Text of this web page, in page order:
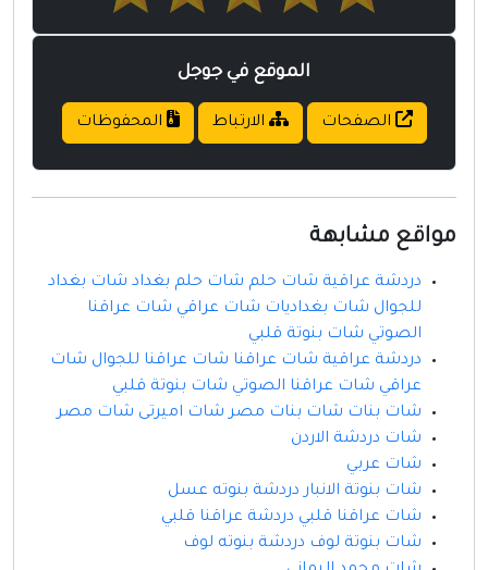
الموقع في جوجل
الصفحات الارتباط المحفوظات
مواقع مشابهة
دردشة عراقية شات حلم شات حلم بغداد شات بغداد
للجوال شات بغداديات شات عراقي شات عراقنا
الصوتي شات بنوتة قلبي
دردشة عراقية شات عراقنا شات عراقنا للجوال شات
عراقي شات عراقنا الصوتي شات بنوتة قلبي
شات بنات شات بنات مصر شات اميرتى شات مصر
شات دردشة الاردن
شات عربي
شات بنوتة الانبار دردشة بنوته عسل
شات عراقنا قلبي دردشة عراقنا قلبي
شات بنوتة لوف دردشة بنوته لوف